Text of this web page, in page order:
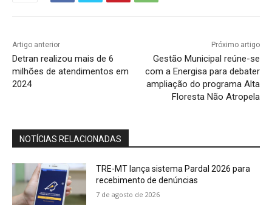
Artigo anterior
Detran realizou mais de 6
milhões de atendimentos em
2024
Próximo artigo
Gestão Municipal reúne-se
com a Energisa para debater
ampliação do programa Alta
Floresta Não Atropela
NOTÍCIAS RELACIONADAS
TRE-MT lança sistema Pardal 2026 para
recebimento de denúncias
7 de agosto de 2026